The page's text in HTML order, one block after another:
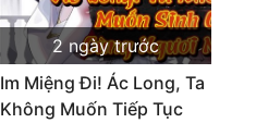
2 ngày trước
Im Miệng Đi! Ác Long, Ta
Không Muốn Tiếp Tục